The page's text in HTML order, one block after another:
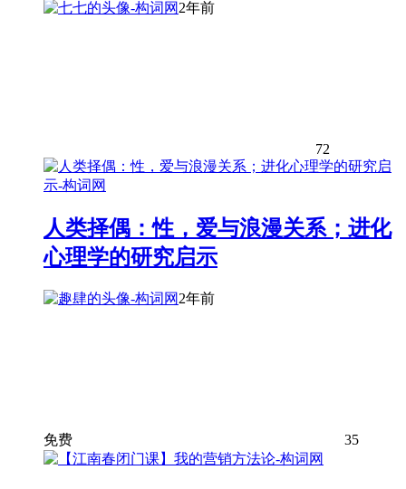
2年前
72
人类择偶：性，爱与浪漫关系；进化
心理学的研究启示
2年前
免费 35